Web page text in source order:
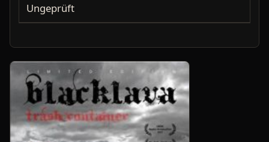
Ungeprüft